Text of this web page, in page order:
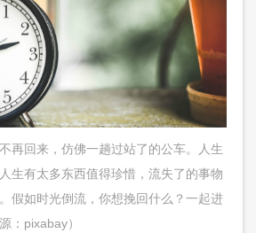
再回来，仿佛一趟过站了的公车。人生
生有太多东西值得珍惜，流失了的事物
假如时光倒流，你想挽回什么？一起进
：pixabay）